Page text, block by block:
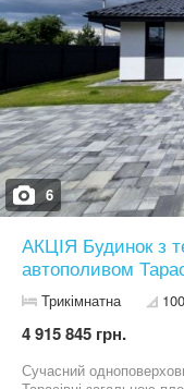
6
АКЦІЯ Будинок з
автополивом
Трикімнатна
4 915 845 грн.
Сучасний